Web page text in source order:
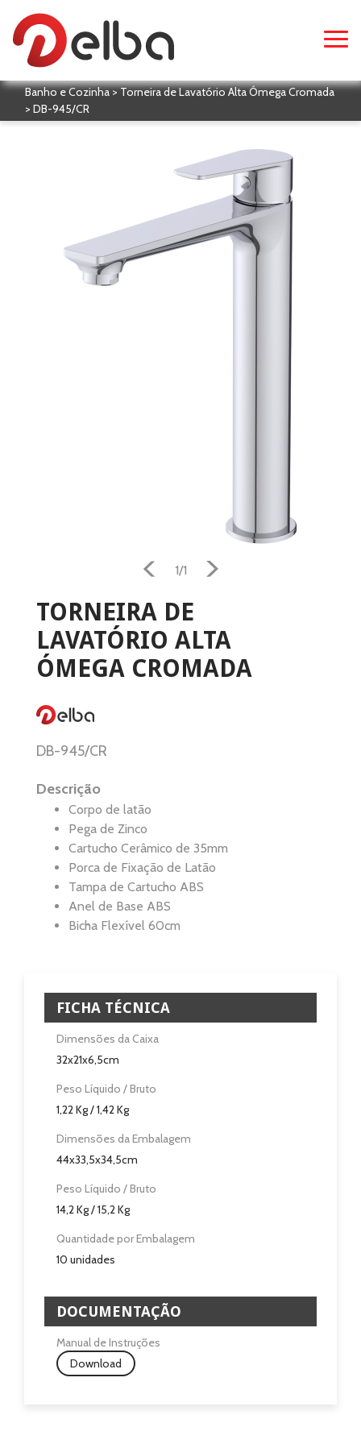
Home
Aquecimento
Casa de Banho
Eletrodomésticos
Pisos e Revestimentos
Revendedores
Assistência Técnica
Banho e Cozinha > Torneira de Lavatório Alta Ómega Cromada
> DB-945/CR
1/1
TORNEIRA DE
LAVATÓRIO ALTA
ÓMEGA CROMADA
DB-945/CR
Descrição
Corpo de latão
Pega de Zinco
Cartucho Cerâmico de 35mm
Porca de Fixação de Latão
Tampa de Cartucho ABS
Anel de Base ABS
Bicha Flexível 60cm
FICHA TÉCNICA
Dimensões da Caixa
32x21x6,5cm
Peso Líquido / Bruto
1,22 Kg / 1,42 Kg
Dimensões da Embalagem
44x33,5x34,5cm
Peso Líquido / Bruto
14,2 Kg / 15,2 Kg
Quantidade por Embalagem
10 unidades
DOCUMENTAÇÃO
Manual de Instruções
Download